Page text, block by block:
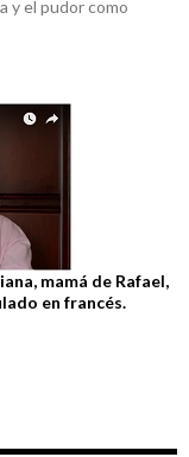
y el pudor como
mamá de Rafael,
en francés.